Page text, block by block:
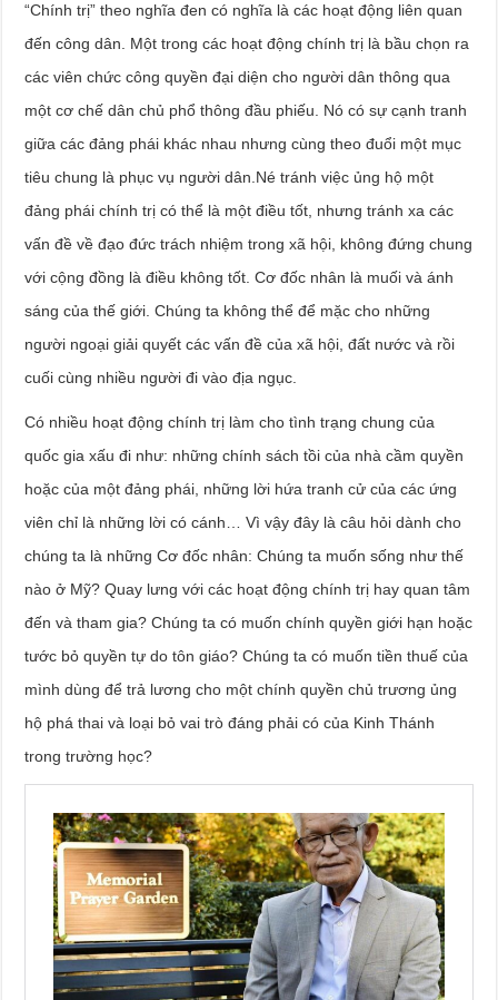
“Chính trị” theo nghĩa đen có nghĩa là các hoạt động liên quan
đến công dân. Một trong các hoạt động chính trị là bầu chọn ra
các viên chức công quyền đại diện cho người dân thông qua
một cơ chế dân chủ phổ thông đầu phiếu. Nó có sự cạnh tranh
giữa các đảng phái khác nhau nhưng cùng theo đuổi một mục
tiêu chung là phục vụ người dân.Né tránh việc ủng hộ một
đảng phái chính trị có thể là một điều tốt, nhưng tránh xa các
vấn đề về đạo đức trách nhiệm trong xã hội, không đứng chung
với cộng đồng là điều không tốt. Cơ đốc nhân là muối và ánh
sáng của thế giới. Chúng ta không thể để mặc cho những
người ngoại giải quyết các vấn đề của xã hội, đất nước và rồi
cuối cùng nhiều người đi vào địa ngục.
Có nhiều hoạt động chính trị làm cho tình trạng chung của
quốc gia xấu đi như: những chính sách tồi của nhà cầm quyền
hoặc của một đảng phái, những lời hứa tranh cử của các ứng
viên chỉ là những lời có cánh… Vì vậy đây là câu hỏi dành cho
chúng ta là những Cơ đốc nhân: Chúng ta muốn sống như thế
nào ở Mỹ? Quay lưng với các hoạt động chính trị hay quan tâm
đến và tham gia? Chúng ta có muốn chính quyền giới hạn hoặc
tước bỏ quyền tự do tôn giáo? Chúng ta có muốn tiền thuế của
mình dùng để trả lương cho một chính quyền chủ trương ủng
hộ phá thai và loại bỏ vai trò đáng phải có của Kinh Thánh
trong trường học?